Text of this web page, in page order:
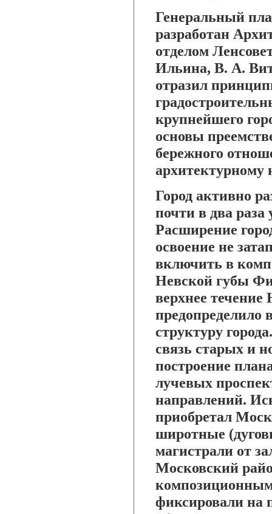
Генеральный
разработан
отделом
Ильина, В. А.
отразил
крупнейшего
основы
бережного
архитектурному
Город активно
почти в два раза
Расширение
освоение не
включить в
Невской губы
верхнее
предопределило
структуру
связь старых и
построение
лучевых
направлений.
приобретал
широтные
магистрали от
Московский
фиксировали на